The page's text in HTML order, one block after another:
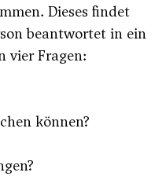
Dieses findet
beantwortet in ein
vier Fragen:
können?